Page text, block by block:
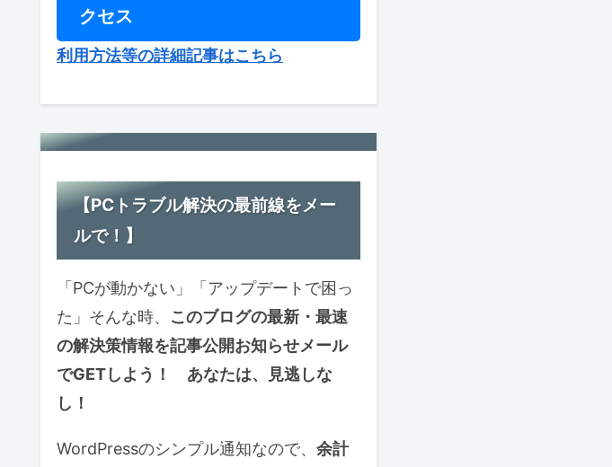
クセス
利用方法等の詳細記事はこちら
【PCトラブル解決の最前線をメー
ルで！】
「PCが動かない」「アップデートで困っ
た」そんな時、 このブログの最新・最速
の解決策情報を記事公開お知らせメール
でGETしよう！ あなたは、見逃しな
し！
WordPressのシンプル通知なので、 余計